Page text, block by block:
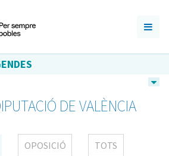
DE VALÈNCIA
OPOSICIÓ TOTS